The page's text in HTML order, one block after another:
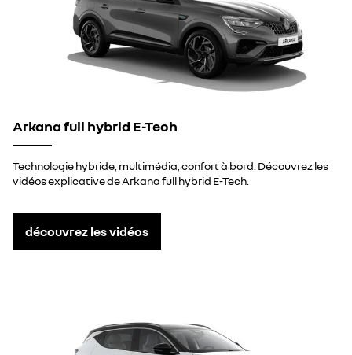
Arkana full hybrid E-Tech
Technologie hybride, multimédia, confort à bord. Découvrez les
vidéos explicative de Arkana full hybrid E-Tech.
découvrez les vidéos